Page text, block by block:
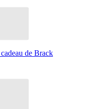
de Brack